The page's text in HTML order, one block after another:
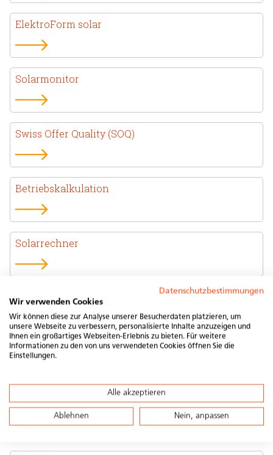
ElektroForm solar
Solarmonitor
Swiss Offer Quality (SOQ)
Betriebskalkulation
Solarrechner
Windlast-Tool
Wirtschaftlichkeitsrechner
Eignungskarte Sonnendach
Datenschutzbestimmungen
Wir verwenden Cookies
Wir können diese zur Analyse unserer Besucherdaten platzieren, um
unsere Webseite zu verbessern, personalisierte Inhalte anzuzeigen und
Ihnen ein großartiges Webseiten-Erlebnis zu bieten. Für weitere
Informationen zu den von uns verwendeten Cookies öffnen Sie die
Einstellungen.
Alle akzeptieren
Ablehnen Nein, anpassen